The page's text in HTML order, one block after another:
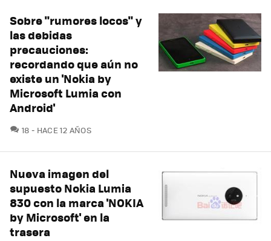
Sobre "rumores locos" y
las debidas
precauciones:
recordando que aún no
existe un 'Nokia by
Microsoft Lumia con
Android'
18 COMENTARIOS
HACE 12 AÑOS
Nueva imagen del
supuesto Nokia Lumia
830 con la marca 'NOKIA
by Microsoft' en la
trasera